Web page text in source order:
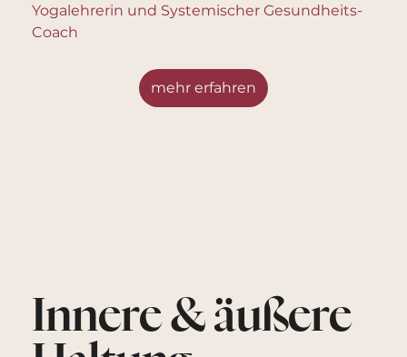
Yogalehrerin und Systemischer Gesundheits-
Coach
mehr erfahren
Innere & äußere